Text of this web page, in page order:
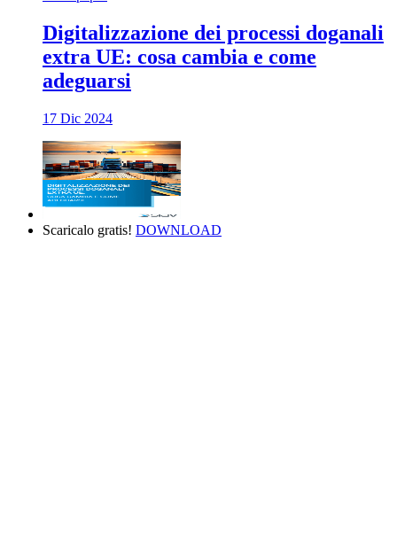
Digitalizzazione dei processi doganali
extra UE: cosa cambia e come
adeguarsi
17 Dic 2024
Scaricalo gratis! DOWNLOAD